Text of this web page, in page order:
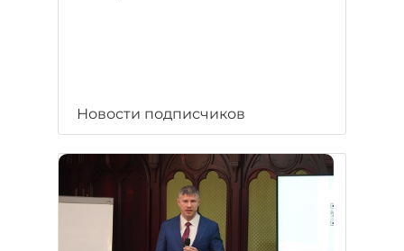
Новости подписчиков